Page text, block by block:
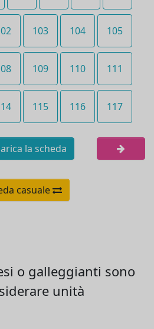
103 104 105
109 110 111
115 116 117
la scheda
casuale
o galleggianti sono
unità